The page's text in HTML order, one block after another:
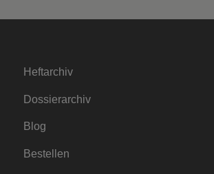
Heftarchiv
Dossierarchiv
Blog
Bestellen